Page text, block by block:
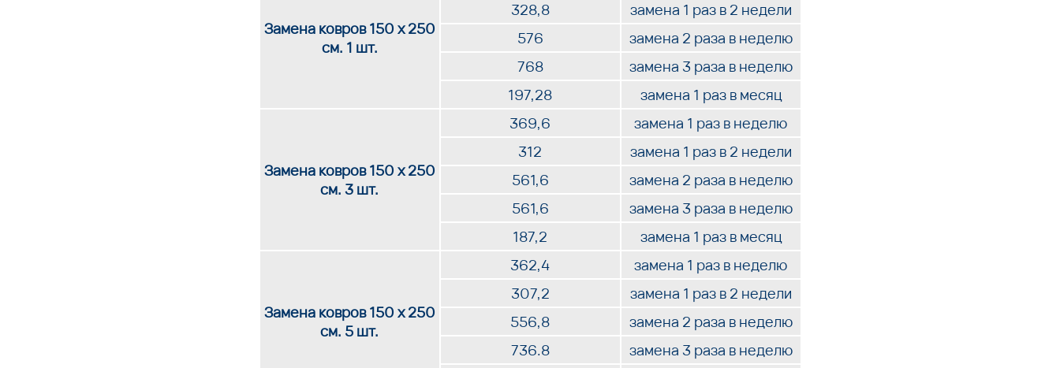
Замена ковров 150 х 250
см. 1 шт.
328,8
замена 1 раз в 2 недели
576
замена 2 раза в неделю
768
замена 3 раза в неделю
197,28
замена 1 раз в месяц
Замена ковров 150 х 250
см. 3 шт.
369,6
замена 1 раз в неделю
312
замена 1 раз в 2 недели
561,6
замена 2 раза в неделю
561,6
замена 3 раза в неделю
187,2
замена 1 раз в месяц
Замена ковров 150 х 250
см. 5 шт.
362,4
замена 1 раз в неделю
307,2
замена 1 раз в 2 недели
556,8
замена 2 раза в неделю
736.8
замена 3 раза в неделю